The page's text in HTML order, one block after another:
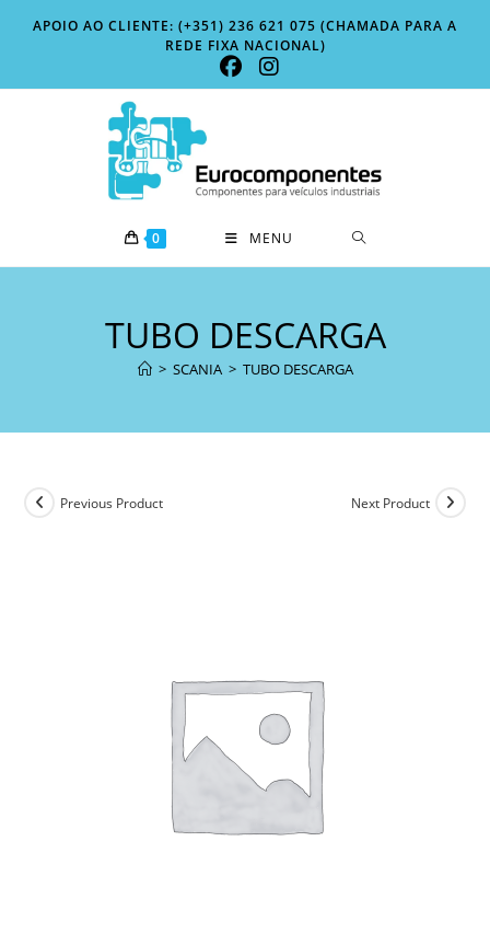
APOIO AO CLIENTE: (+351) 236 621 075 (CHAMADA PARA A
REDE FIXA NACIONAL)
0 MENU
TUBO DESCARGA
> SCANIA > TUBO DESCARGA
Previous Product Next Product